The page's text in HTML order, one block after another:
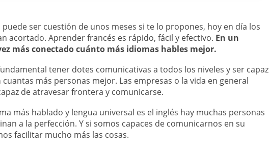
ser cuestión de unos meses si te lo propones, hoy en día los
acortado. Aprender francés es rápido, fácil y efectivo. En un
más conectado cuánto más idiomas hables mejor.
tener dotes comunicativas a todos los niveles y ser capaz
más personas mejor. Las empresas o la vida en general
de atravesar frontera y comunicarse.
más hablado y lengua universal es el inglés hay muchas personas
a la perfección. Y si somos capaces de comunicarnos en su
facilitar mucho más las cosas.